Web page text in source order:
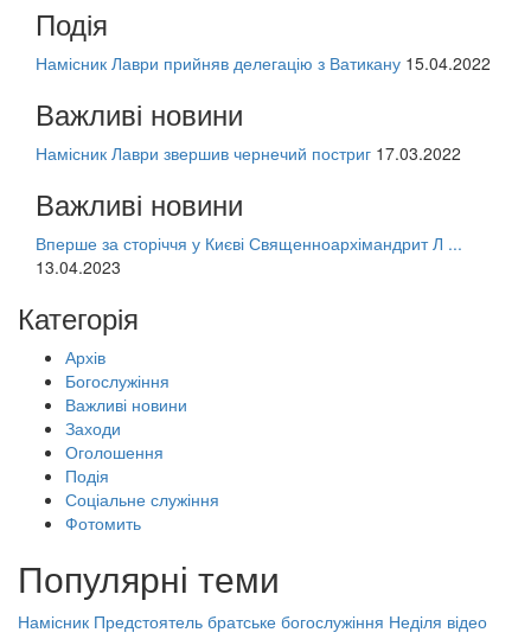
Подія
Намісник Лаври прийняв делегацію з Ватикану 15.04.2022
Важливі новини
Намісник Лаври звершив чернечий постриг 17.03.2022
Важливі новини
Вперше за сторіччя у Києві Священноархімандрит Л ...
13.04.2023
Категорія
Архів
Богослужіння
Важливі новини
Заходи
Оголошення
Подія
Соціальне служіння
Фотомить
Популярні теми
Намісник Предстоятель братське богослужіння Неділя відео